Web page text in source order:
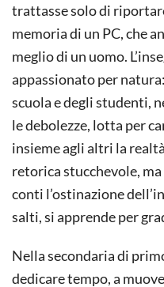
trattasse solo di
memoria di un PC, che
meglio di un uomo.
appassionato per
scuola e degli studenti,
le debolezze, lotta per
insieme agli altri la
retorica stucchevole,
conti l’ostinazione
salti, si apprende per
Nella secondaria di
dedicare tempo, a